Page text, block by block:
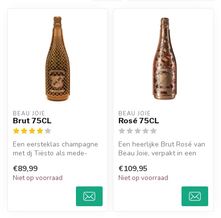
BEAU JOIE
Brut 75CL
Een eersteklas champagne
met dj Tiësto als mede-
design met ...
€89,99
Niet op voorraad
BEAU JOIE
Rosé 75CL
Een heerlijke Brut Rosé van
Beau Joie, verpakt in een
€109,95
Niet op voorraad